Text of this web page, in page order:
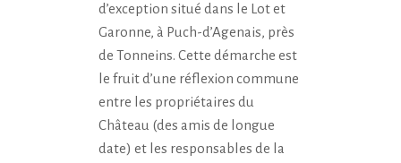
d’exception situé dans le Lot et
Garonne, à Puch-d’Agenais, près
de Tonneins. Cette démarche est
le fruit d’une réflexion commune
entre les propriétaires du
Château (des amis de longue
date) et les responsables de la